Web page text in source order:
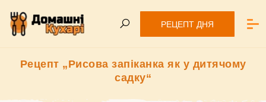
РЕЦЕПТ ДНЯ
Рецепт „Рисова запіканка як у дитячому
садку“